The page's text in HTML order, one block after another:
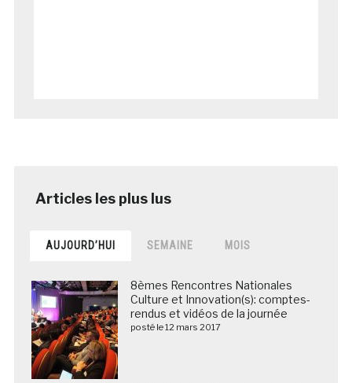
AUJOURD’HUI SEMAINE MOIS
8èmes Rencontres Nationales
Culture et Innovation(s): comptes-
rendus et vidéos de la journée
posté le 12 mars 2017